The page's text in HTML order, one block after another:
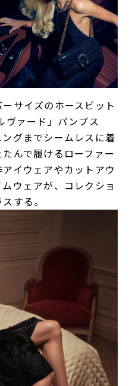
サイズのホースビット
ヴァード」パンプス
グまでシームレスに着
んで履けるローファー
イウェアやカットアウ
ウェアが、コレクショ
する。